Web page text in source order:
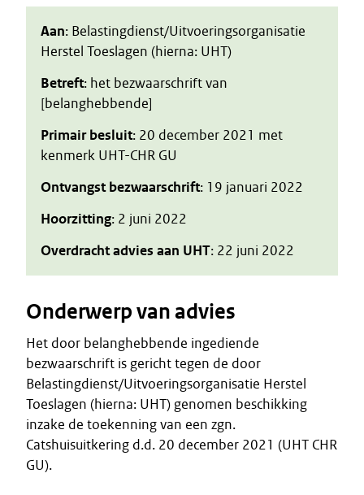
Aan: Belastingdienst/Uitvoeringsorganisatie
Herstel Toeslagen (hierna: UHT)
Betreft: het bezwaarschrift van
[belanghebbende]
Primair besluit: 20 december 2021 met
kenmerk UHT-CHR GU
Ontvangst bezwaarschrift: 19 januari 2022
Hoorzitting: 2 juni 2022
Overdracht advies aan UHT: 22 juni 2022
Onderwerp van advies
Het door belanghebbende ingediende
bezwaarschrift is gericht tegen de door
Belastingdienst/Uitvoeringsorganisatie Herstel
Toeslagen (hierna: UHT) genomen beschikking
inzake de toekenning van een zgn.
Catshuisuitkering d.d. 20 december 2021 (UHT CHR
GU).